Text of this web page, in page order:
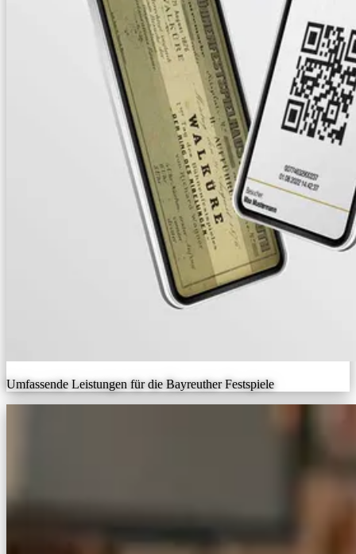
Umfassende Leistungen für die Bayreuther Festspiele